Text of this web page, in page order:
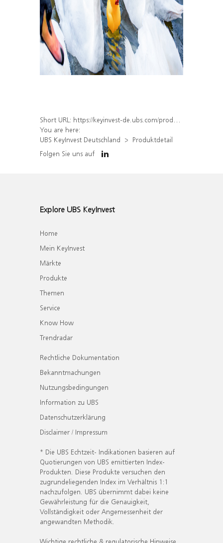
Short URL: https://keyinvest-de.ubs.com/produkt/detail/index/isin/DE000WA6QCM5
You are here:
UBS KeyInvest Deutschland
Produktdetail
Folgen Sie uns auf
Explore UBS KeyInvest
Home
Mein KeyInvest
Märkte
Produkte
Themen
Service
Know How
Trendradar
Rechtliche Dokumentation
Bekanntmachungen
Nutzungsbedingungen
Information zu UBS
Datenschutzerklärung
Disclaimer / Impressum
* Die UBS Echtzeit- Indikationen basieren auf
Quotierungen von UBS emittierten Index-
Produkten. Diese Produkte versuchen den
zugrundeliegenden Index im Verhältnis 1:1
nachzufolgen. UBS übernimmt dabei keine
Gewährleistung für die Genauigkeit,
Vollständigkeit oder Angemessenheit der
angewandten Methodik.